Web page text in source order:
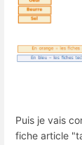
Puis je vais
fiche article